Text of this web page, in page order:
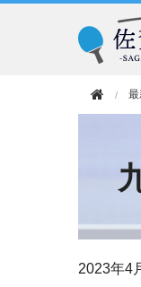
最
2023年4